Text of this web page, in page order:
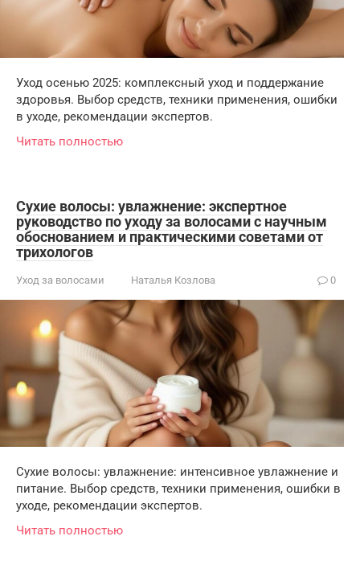
Уход осенью 2025: комплексный уход и поддержание
здоровья. Выбор средств, техники применения, ошибки
в уходе, рекомендации экспертов.
Читать полностью
Сухие волосы: увлажнение: экспертное
руководство по уходу за волосами с научным
обоснованием и практическими советами от
трихологов
Уход за волосами Наталья Козлова 0
Сухие волосы: увлажнение: интенсивное увлажнение и
питание. Выбор средств, техники применения, ошибки в
уходе, рекомендации экспертов.
Читать полностью